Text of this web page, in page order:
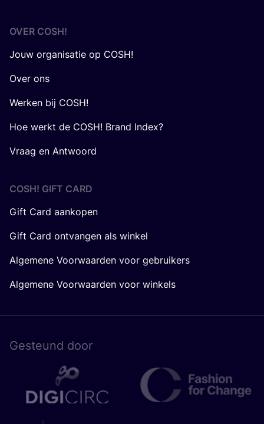
OVER COSH!
Jouw organisatie op COSH!
Over ons
Werken bij COSH!
Hoe werkt de COSH! Brand Index?
Vraag en Antwoord
COSH! GIFT CARD
Gift Card aankopen
Gift Card ontvangen als winkel
Algemene Voorwaarden voor gebruikers
Algemene Voorwaarden voor winkels
Gesteund door